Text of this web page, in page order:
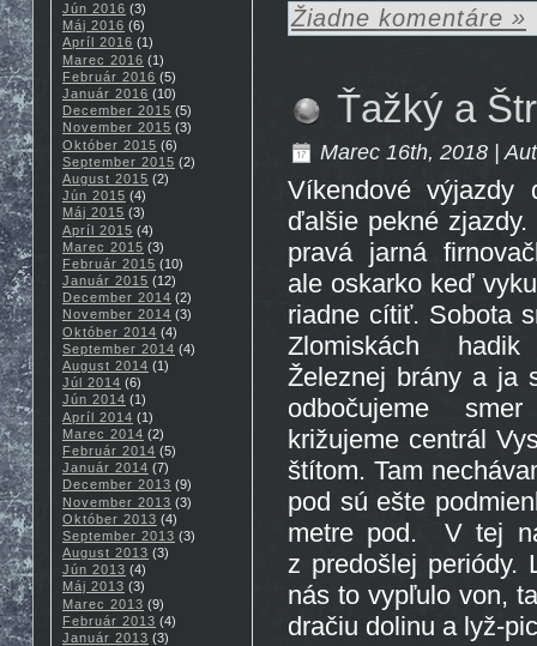
Jún 2016 (3)
Máj 2016 (6)
Apríl 2016 (1)
Marec 2016 (1)
Február 2016 (5)
Január 2016 (10)
December 2015 (5)
November 2015 (3)
Október 2015 (6)
September 2015 (2)
August 2015 (2)
Jún 2015 (4)
Máj 2015 (3)
Apríl 2015 (4)
Marec 2015 (3)
Február 2015 (10)
Január 2015 (12)
December 2014 (2)
November 2014 (3)
Október 2014 (4)
September 2014 (4)
August 2014 (1)
Júl 2014 (6)
Jún 2014 (1)
Apríl 2014 (1)
Marec 2014 (2)
Február 2014 (5)
Január 2014 (7)
December 2013 (9)
November 2013 (3)
Október 2013 (4)
September 2013 (3)
August 2013 (3)
Jún 2013 (4)
Máj 2013 (3)
Marec 2013 (9)
Február 2013 (4)
Január 2013 (3)
Žiadne komentáre »
Ťažký a
Marec 16th, 2018 |
Víkendové výjazdy
ďalšie pekné
pravá jarná
ale oskarko keď
riadne cítiť. Sobota
Zlomiskách
Železnej brány a ja
odbočujeme
križujeme centrál
štítom. Tam
pod sú ešte
metre pod. V tej
z predošlej
nás to vypľulo von,
dračiu dolinu a lyž-